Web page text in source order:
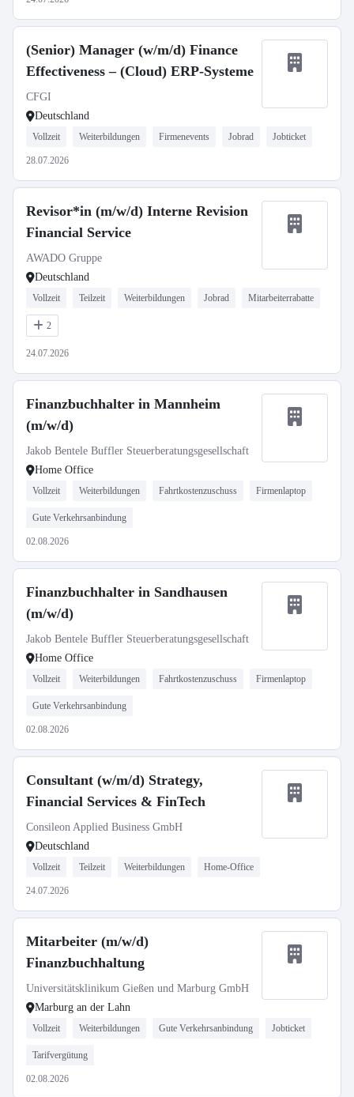
(Senior) Manager (w/m/d) Finance
Effectiveness – (Cloud) ERP-Systeme
CFGI
Deutschland
Vollzeit Weiterbildungen Firmenevents Jobrad Jobticket
28.07.2026
Revisor*in (m/w/d) Interne Revision
Financial Service
AWADO Gruppe
Deutschland
Vollzeit Teilzeit Weiterbildungen Jobrad Mitarbeiterrabatte
2
24.07.2026
Finanzbuchhalter in Mannheim
(m/w/d)
Jakob Bentele Buffler Steuerberatungsgesellschaft
Home Office
Vollzeit Weiterbildungen Fahrtkostenzuschuss Firmenlaptop
Gute Verkehrsanbindung
02.08.2026
Finanzbuchhalter in Sandhausen
(m/w/d)
Jakob Bentele Buffler Steuerberatungsgesellschaft
Home Office
Vollzeit Weiterbildungen Fahrtkostenzuschuss Firmenlaptop
Gute Verkehrsanbindung
02.08.2026
Consultant (w/m/d) Strategy,
Financial Services & FinTech
Consileon Applied Business GmbH
Deutschland
Vollzeit Teilzeit Weiterbildungen Home-Office
24.07.2026
Mitarbeiter (m/w/d)
Finanzbuchhaltung
Universitätsklinikum Gießen und Marburg GmbH
Marburg an der Lahn
Vollzeit Weiterbildungen Gute Verkehrsanbindung Jobticket
Tarifvergütung
02.08.2026